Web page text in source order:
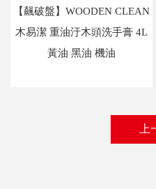
【飆破盤】WOODEN CLEAN
木易潔 重油汙木頭洗手膏 4L
黃油 黑油 機油